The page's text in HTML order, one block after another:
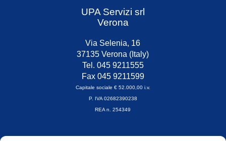
UPA Servizi srl
Verona
Via Selenia, 16
37135 Verona (Italy)
Tel. 045 9211555
Fax 045 9211599
Capitale sociale € 52.000,00 i.v.
P. IVA 02682390238
REA n. 254349